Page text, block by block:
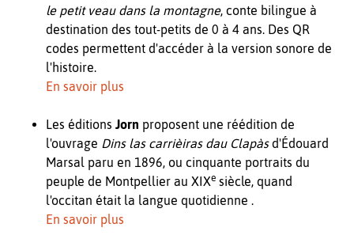
le petit veau dans la montagne, conte bilingue à
destination des tout-petits de 0 à 4 ans. Des QR
codes permettent d'accéder à la version sonore de
l'histoire.
En savoir plus
Les éditions Jorn proposent une réédition de
l'ouvrage Dins las carrièiras dau Clapàsd'Édouard
Marsal paru en 1896, ou cinquante portraits du
peuple de Montpellier au XIXe siècle, quand
l'occitan était la langue quotidienne .
En savoir plus